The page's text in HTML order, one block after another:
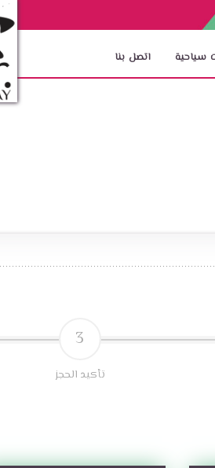
سياحية اتصل بنا
3
تأكيد الحجز